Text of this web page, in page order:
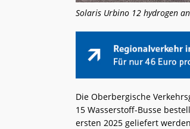
Solaris Urbino 12 hydrogen
Die Oberbergische
15 Wasserstoff-Busse
ersten 2025 geliefert